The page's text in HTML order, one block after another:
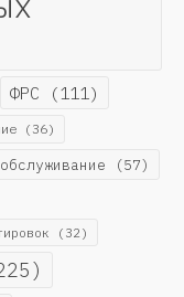
ФРС (111)
(36)
(57)
(32)